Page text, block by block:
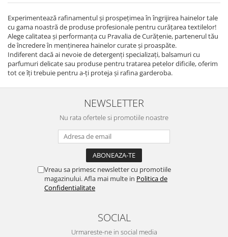
Experimentează rafinamentul și prospețimea în îngrijirea hainelor tale
cu gama noastră de produse profesionale pentru curățarea textilelor!
Alege calitatea și performanța cu Pravalia de Curățenie, partenerul tău
de încredere în menținerea hainelor curate și proaspăte.
Indiferent dacă ai nevoie de detergenți specializați, balsamuri cu
parfumuri delicate sau produse pentru tratarea petelor dificile, oferim
tot ce îți trebuie pentru a-ți proteja și rafina garderoba.
NEWSLETTER
Nu rata ofertele si promotiile noastre
Vreau sa primesc newsletter cu promotiile
magazinului. Afla mai multe in Politica de
Confidentialitate
SOCIAL
Urmareste-ne in social media